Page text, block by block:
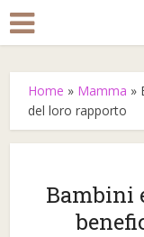
Home » Mamma »
del loro rapporto
Bambini